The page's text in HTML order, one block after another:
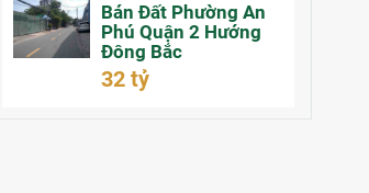
Bán Đất Phường An
Phú Quận 2 Hướng
Đông Bắc
32 tỷ